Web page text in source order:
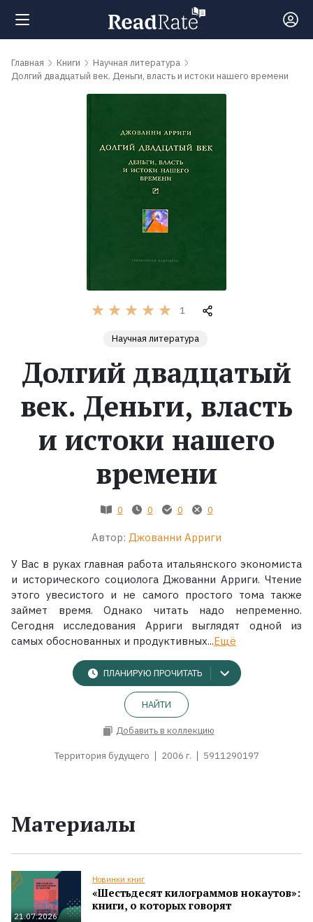
Поиск
Серии
Экранизации
Главная Книги
Научная литература
Долгий двадцатый век. Деньги, власть и истоки нашего времени
1
Научная литература
Долгий двадцатый
век. Деньги, власть
и истоки нашего
времени
0 0 0 0
Автор: Джованни Арриги
У Вас в руках главная работа итальянского экономиста
и исторического социолога Джованни Арриги. Чтение
этого увесистого и не самого простого тома также
займет время. Однако читать надо непременно.
Сегодня исследования Арриги выглядят одной из
самых обоснованных и продуктивных...Ещё
ПЛАНИРУЮ ПРОЧИТАТЬ
НАЙТИ
Добавить в коллекцию
Территория будущего 2006 г. 5911290197
Материалы
21.07.2026
Новинки книг
«Шестьдесят килограммов нокаутов»:
книги, о которых говорят